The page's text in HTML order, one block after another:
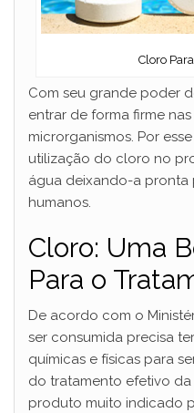
Cloro
Com seu grande poder
entrar de forma firme
microrganismos. Por
utilização do cloro no
água deixando-a pronta
humanos.
Cloro: Uma
Para o
De acordo com o
ser consumida precisa
químicas e físicas para
do tratamento efetivo
produto muito indicado